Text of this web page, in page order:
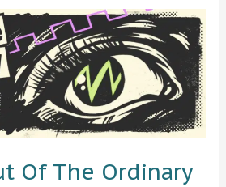
Of The Ordinary